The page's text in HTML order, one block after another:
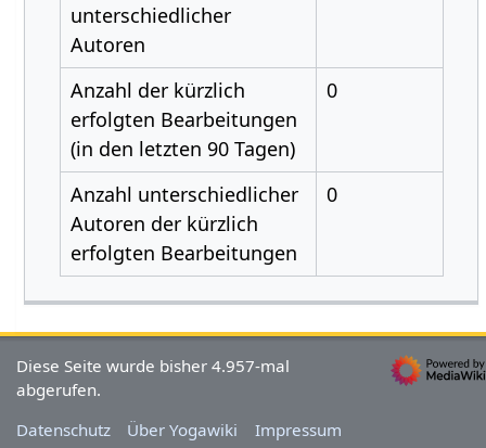
unterschiedlicher
Autoren
Anzahl der kürzlich
erfolgten Bearbeitungen
(in den letzten 90 Tagen)
0
Anzahl unterschiedlicher
Autoren der kürzlich
erfolgten Bearbeitungen
0
Diese Seite wurde bisher 4.957-mal
abgerufen.
Datenschutz
Über Yogawiki Impressum